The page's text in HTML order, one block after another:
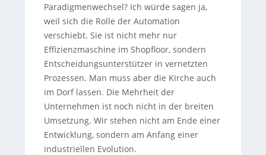
Paradigmenwechsel? Ich würde sagen ja,
weil sich die Rolle der Automation
verschiebt. Sie ist nicht mehr nur
Effizienzmaschine im Shopfloor, sondern
Entscheidungsunterstützer in vernetzten
Prozessen. Man muss aber die Kirche auch
im Dorf lassen. Die Mehrheit der
Unternehmen ist noch nicht in der breiten
Umsetzung. Wir stehen nicht am Ende einer
Entwicklung, sondern am Anfang einer
industriellen Evolution.